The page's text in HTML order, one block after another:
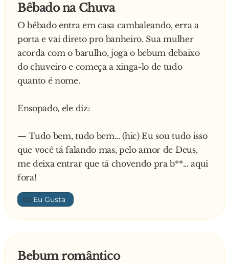
Bêbado na Chuva
O bêbado entra em casa cambaleando, erra a
porta e vai direto pro banheiro. Sua mulher
acorda com o barulho, joga o bebum debaixo
do chuveiro e começa a xinga-lo de tudo
quanto é nome.
Ensopado, ele diz:
— Tudo bem, tudo bem... (hic) Eu sou tudo isso
que você tá falando mas, pelo amor de Deus,
me deixa entrar que tá chovendo pra b**... aqui
fora!
👍🏼
Bebum romântico